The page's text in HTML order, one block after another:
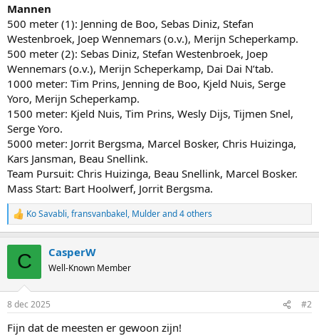
Mannen
500 meter (1): Jenning de Boo, Sebas Diniz, Stefan
Westenbroek, Joep Wennemars (o.v.), Merijn Scheperkamp.
500 meter (2): Sebas Diniz, Stefan Westenbroek, Joep
Wennemars (o.v.), Merijn Scheperkamp, Dai Dai N’tab.
1000 meter: Tim Prins, Jenning de Boo, Kjeld Nuis, Serge
Yoro, Merijn Scheperkamp.
1500 meter: Kjeld Nuis, Tim Prins, Wesly Dijs, Tijmen Snel,
Serge Yoro.
5000 meter: Jorrit Bergsma, Marcel Bosker, Chris Huizinga,
Kars Jansman, Beau Snellink.
Team Pursuit: Chris Huizinga, Beau Snellink, Marcel Bosker.
Mass Start: Bart Hoolwerf, Jorrit Bergsma.
R
e
s
Ko Savabli,fransvanbakel, Mulderand 4 others
C CasperW
Well-Known Member
8 dec 2025 #2
Fijn dat de meesten er gewoon zijn!